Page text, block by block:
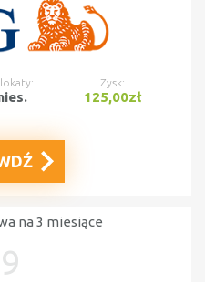
Zysk:
125,00zł
na 3 miesiące